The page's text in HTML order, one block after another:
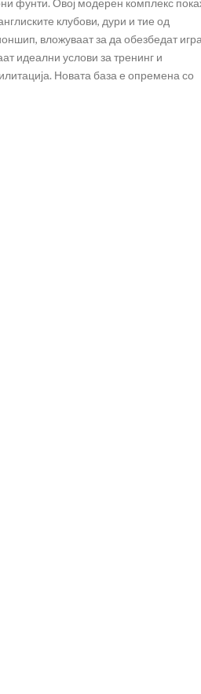
клубови, дури и тие од
вложуваат за да обезбедат
идеални услови за тренинг и
Новата база е опремена со